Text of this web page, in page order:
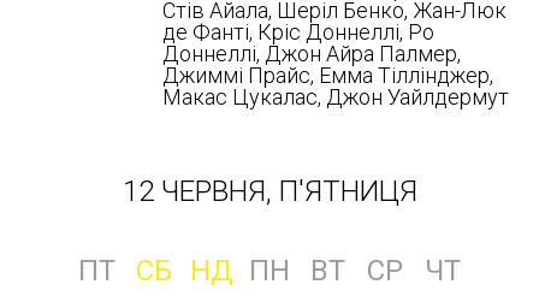
Стів Айала, Шеріл Бенко, Жан-Люк
де Фанті, Кріс Доннеллі, Ро
Доннеллі, Джон Айра Палмер,
Джиммі Прайс, Емма Тіллінджер,
Макас Цукалас, Джон Уайлдермут
12 ЧЕРВНЯ, П'ЯТНИЦЯ
ПТ СБ НД ПН ВТ СР
ЧТ